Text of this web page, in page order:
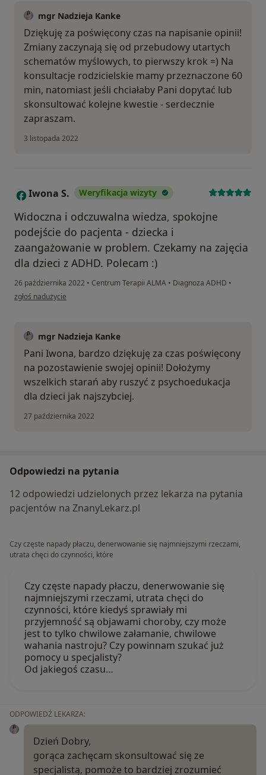
mgr Nadzieja Kanke
Dziękuję za poświęcony czas na napisanie opinii!
Zmiany zaczynają się od przebudowy utartych
schematów myślowych, to pierwszy krok =) Na
konsultacje rodzicielskie mamy przeznaczone 60
min, natomiast jeśli chciałaby Pani dopytać lub
skonsultować kolejne kwestie - serdecznie
zapraszam.
3 listopada 2022
I Iwona S. Weryfikacja wizyty
Widoczna i odczuwalna wiedza, spokojne
podejście do pacjenta - dziecka i
zaangażowanie w problem. Czekamy na zajęcia
dla dzieci z ADHD. Polecam :)
26 października 2022 • Centrum Terapii ALMA • Diagnoza ADHD •
w opinii użytkownika Iwona S.
zgłoś nadużycie
mgr Nadzieja Kanke
Pani Iwona, bardzo dziękuję za czas poświęcony
na pozostawienie swojej opinii! Dołożymy
wszelkich starań aby ruszyć z psychoedukacja
dla dzieci jak najszybciej.
27 października 2022
Odpowiedzi na pytania
12 odpowiedzi udzielonych przez lekarza na pytania
pacjentów na ZnanyLekarz.pl
Czy częste napady płaczu, denerwowanie się najmniejszymi rzeczami,
utrata chęci do czynności, które
Czy częste napady płaczu, denerwowanie się
najmniejszymi rzeczami, utrata chęci do
czynności, które kiedyś sprawiały mi
przyjemność są objawami choroby, czy może
jest to tylko chwilowe załamanie, chwilowe
wahania nastroju? Czy powinnam szukać już
pomocy u specjalisty?
Od jakiegoś czasu…
ODPOWIEDŹ LEKARZA:
Dzień Dobry,
gorąca zachęcam skonsultować się ze
specjalistą, pomoże to bardziej zrozumieć